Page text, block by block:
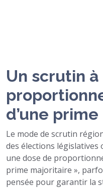
Un scrutin à
d’une
Le mode de scrutin
des élections législatives
une dose de
prime majoritaire »,
pensée pour garantir la